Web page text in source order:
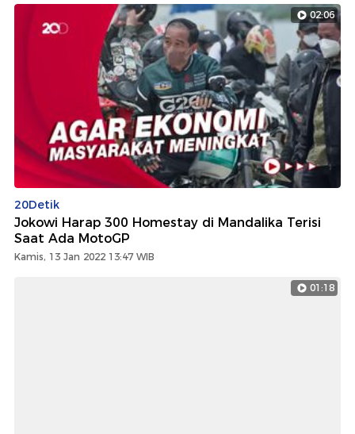
02:06
20Detik
Jokowi Harap 300 Homestay di Mandalika Terisi
Saat Ada MotoGP
Kamis, 13 Jan 2022 13:47 WIB
01:18